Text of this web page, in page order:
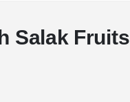
Salak Fruits